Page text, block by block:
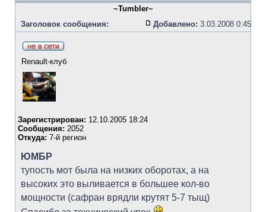
~Tumbler~
Заголовок сообщения:
Добавлено: 3.03.2008 0:45
Renault-клуб
Зарегистрирован: 12.10.2005 18:24
Сообщения: 2052
Откуда: 7-й регион
ЮМБР
тупость мот была на низких оборотах, а на
высоких это выливается в большее кол-во
мощности (сафран врядли крутят 5-7 тыщ)